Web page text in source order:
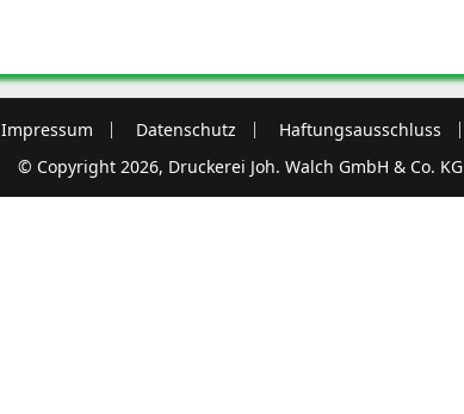
Impressum Datenschutz Haftungsausschluss
© Copyright 2026, Druckerei Joh. Walch GmbH & Co. KG